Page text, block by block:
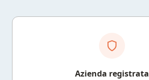
Azienda registrata